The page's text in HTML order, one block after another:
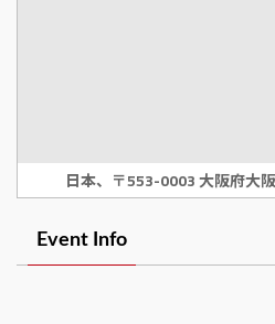
日本、〒553-0003 大阪府大
Event Info